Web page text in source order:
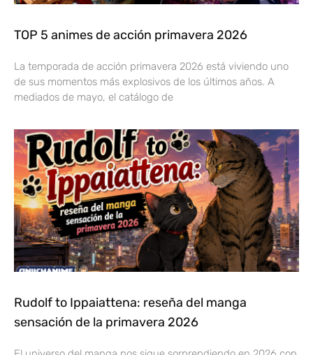
TOP 5 animes de acción primavera 2026
La temporada de acción primavera 2026 está viviendo uno
de sus momentos más explosivos de los últimos años. A
mediados de mayo, el catálogo de
Rudolf to Ippaiattena: reseña del manga
sensación de la primavera 2026